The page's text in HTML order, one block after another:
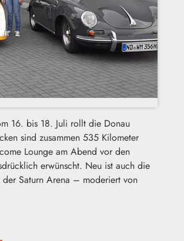
16. bis 18. Juli rollt die Donau
sind zusammen 535 Kilometer
Lounge am Abend vor den
erwünscht. Neu ist auch die
Saturn Arena – moderiert von